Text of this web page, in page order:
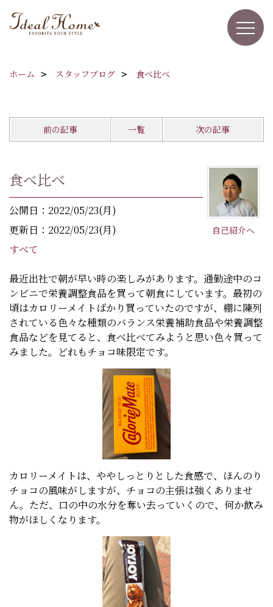
ホーム スタッフブログ 食べ比べ
前の記事 一覧 次の記事
自己紹介へ
食べ比べ
公開日：2022/05/23(月)
更新日：2022/05/23(月)
すべて
最近出社で朝が早い時の楽しみがあります。通勤途中のコ
ンビニで栄養調整食品を買って朝食にしています。最初の
頃はカロリーメイトばかり買っていたのですが、棚に陳列
されている色々な種類のバランス栄養補助食品や栄養調整
食品などを見てると、食べ比べてみようと思い色々買って
みました。どれもチョコ味限定です。
カロリーメイトは、ややしっとりとした食感で、ほんのり
チョコの風味がしますが、チョコの主張は強くありませ
ん。ただ、口の中の水分を奪い去っていくので、何か飲み
物がほしくなります。